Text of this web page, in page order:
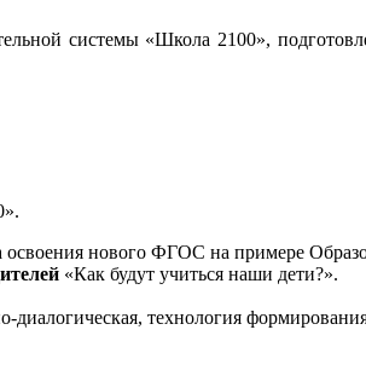
системы «Школа 2100»,
освоения нового ФГОС на примере
«Как будут учиться наши дети?».
технология